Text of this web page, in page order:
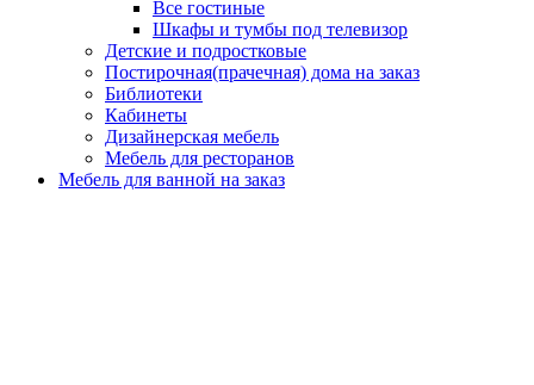
Все гостиные
Шкафы и тумбы под телевизор
Детские и подростковые
Постирочная(прачечная) дома на заказ
Библиотеки
Кабинеты
Дизайнерская мебель
Мебель для ресторанов
Мебель для ванной на заказ